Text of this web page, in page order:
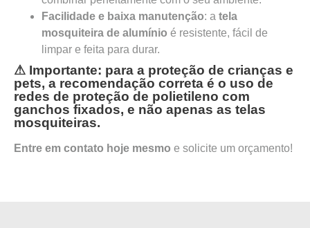
Facilidade e baixa manutenção: a tela
mosquiteira de alumínio é resistente, fácil de
limpar e feita para durar.
⚠ Importante: para a proteção de crianças e
pets, a recomendação correta é o uso de
redes de proteção de polietileno com
ganchos fixados, e não apenas as telas
mosquiteiras.
Entre em contato hoje mesmo e solicite um orçamento!